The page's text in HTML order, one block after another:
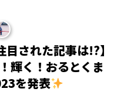
目された記事は!?】
輝く！おるとくま
を発表